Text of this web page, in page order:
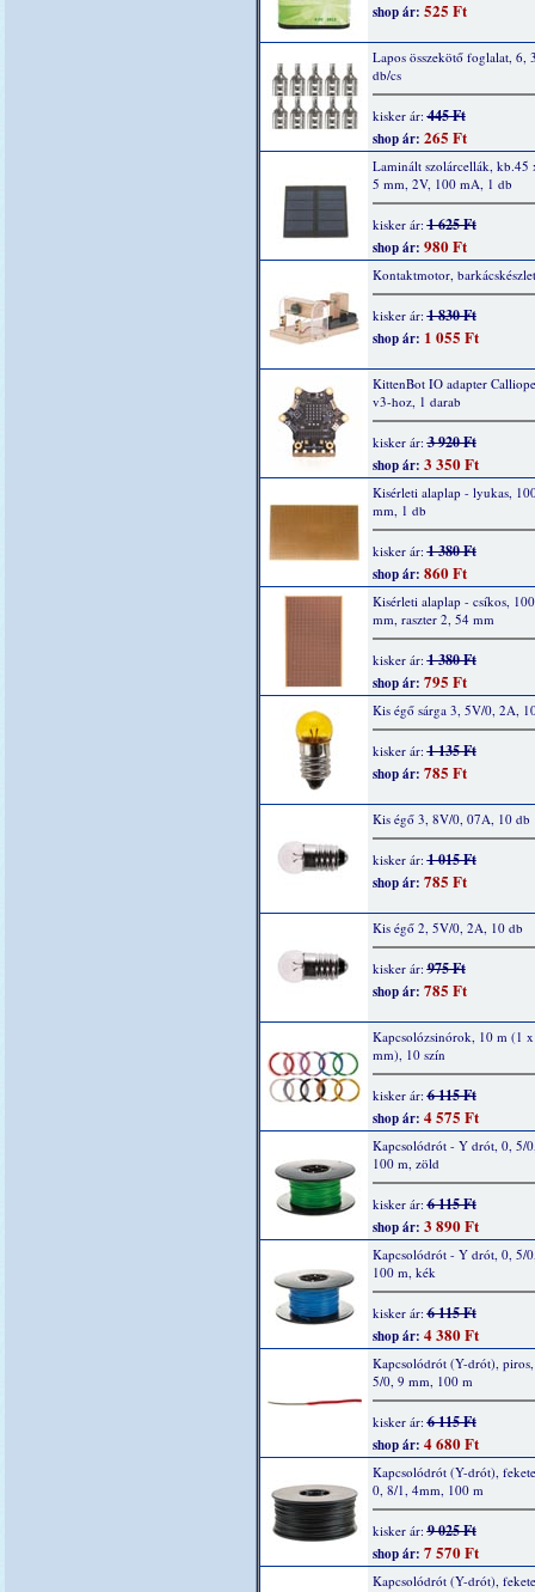
shop ár: 525 Ft
Lapos összekötő foglalat, 6,
db/cs
kisker ár:445 Ft
shop ár: 265 Ft
Laminált szolárcellák, kb.45
5 mm, 2V, 100 mA, 1 db
kisker ár:1 625 Ft
shop ár: 980 Ft
Kontaktmotor, barkácskészlet
kisker ár:1 830 Ft
shop ár: 1 055 Ft
KittenBot IO adapter
v3-hoz, 1 darab
kisker ár:3 920 Ft
shop ár: 3 350 Ft
Kisérleti alaplap - lyukas,
mm, 1 db
kisker ár:1 380 Ft
shop ár: 860 Ft
Kisérleti alaplap - csíkos,
mm, raszter 2, 54 mm
kisker ár:1 380 Ft
shop ár: 795 Ft
Kis égő sárga 3, 5V/0, 2A,
kisker ár:1 135 Ft
shop ár: 785 Ft
Kis égő 3, 8V/0, 07A, 10 db
kisker ár:1 015 Ft
shop ár: 785 Ft
Kis égő 2, 5V/0, 2A, 10 db
kisker ár:975 Ft
shop ár: 785 Ft
Kapcsolózsinórok, 10 m (1
mm), 10 szín
kisker ár:6 115 Ft
shop ár: 4 575 Ft
Kapcsolódrót - Y drót, 0, 5/
100 m, zöld
kisker ár:6 115 Ft
shop ár: 3 890 Ft
Kapcsolódrót - Y drót, 0, 5/
100 m, kék
kisker ár:6 115 Ft
shop ár: 4 380 Ft
Kapcsolódrót (Y-drót), piros,
5/0, 9 mm, 100 m
kisker ár:6 115 Ft
shop ár: 4 680 Ft
Kapcsolódrót (Y-drót),
0, 8/1, 4mm, 100 m
kisker ár:9 025 Ft
shop ár: 7 570 Ft
Kapcsolódrót (Y-drót),